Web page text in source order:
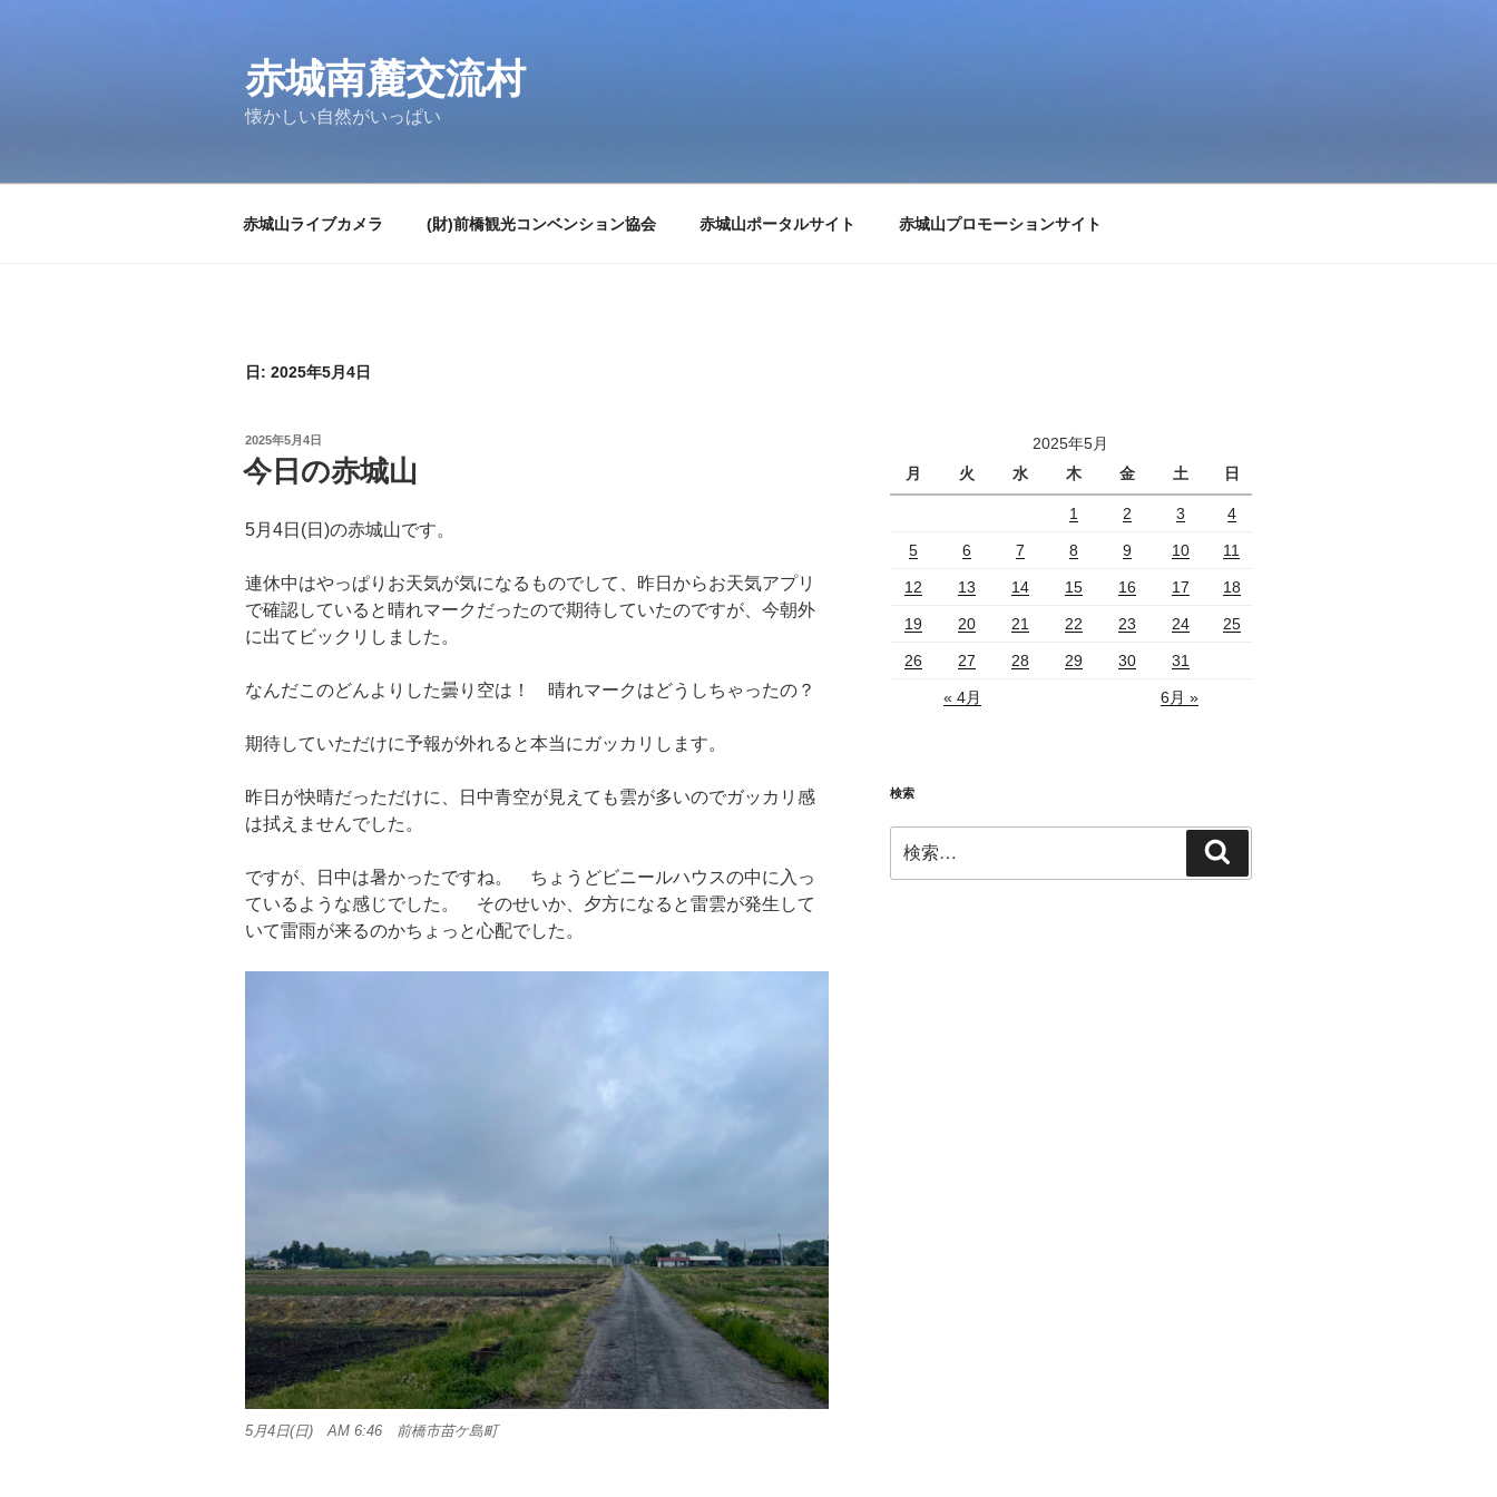
赤城南麓交流村
懐かしい自然がいっぱい
赤城山ライブカメラ (財)前橋観光コンベンション協会 赤城山ポータルサイト 赤城山プロモーションサイト
日: 2025年5月4日
投
稿
日:
2025年5月4日
今日の赤城山
5月4日(日)の赤城山です。
連休中はやっぱりお天気が気になるものでして、昨日からお天気アプリ
で確認していると晴れマークだったので期待していたのですが、今朝外
に出てビックリしました。
なんだこのどんよりした曇り空は！ 晴れマークはどうしちゃったの？
期待していただけに予報が外れると本当にガッカリします。
昨日が快晴だっただけに、日中青空が見えても雲が多いのでガッカリ感
は拭えませんでした。
ですが、日中は暑かったですね。 ちょうどビニールハウスの中に入っ
ているような感じでした。 そのせいか、夕方になると雷雲が発生して
いて雷雨が来るのかちょっと心配でした。
5月4日(日) AM 6:46 前橋市苗ケ島町
2025年5月
月
火 水 木 金 土 日
1 2 3 4
5 6 7 8 9 10 11
12 13 14 15 16 17 18
19 20 21 22 23 24 25
26 27 28 29 30 31
« 4月 6月 »
検索
索:
索